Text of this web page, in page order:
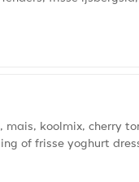
mais, koolmix, cherry
of frisse yoghurt